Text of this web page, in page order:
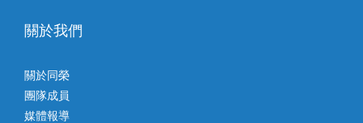
關於我們
關於同榮
團隊成員
媒體報導